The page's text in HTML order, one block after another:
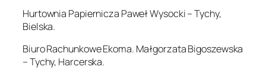
Hurtownia Papiernicza Paweł Wysocki – Tychy,
Bielska.
Biuro Rachunkowe Ekoma. Małgorzata Bigoszewska
– Tychy, Harcerska.